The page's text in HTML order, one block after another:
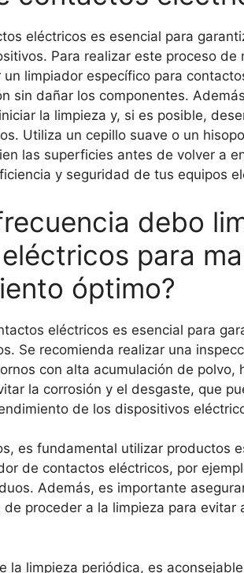
eléctricos es esencial para
Para realizar este proceso de
limpiador específico para
sin dañar los componentes.
la limpieza y, si es posible,
Utiliza un cepillo suave o un
las superficies antes de volver a
y seguridad de tus equipos
debo
para
óptimo?
eléctricos es esencial para
Se recomienda realizar una
con alta acumulación de polvo,
la corrosión y el desgaste, que
de los dispositivos
es fundamental utilizar productos
de contactos eléctricos, por
Además, es importante
proceder a la limpieza para evitar
la limpieza periódica, es